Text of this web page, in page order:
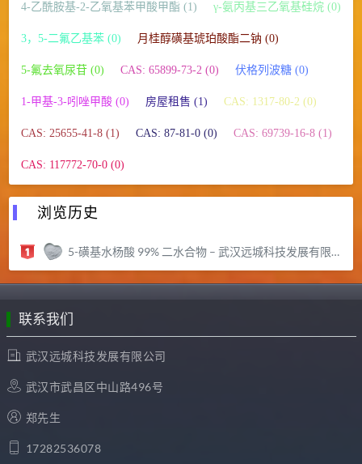
4-乙酰胺基-2-乙氧基苯甲酸甲酯 (1) γ-氨丙基三乙氧基硅烷 (0)
3，5-二氟乙基苯 (0) 月桂醇磺基琥珀酸酯二钠 (0)
5-氟去氧尿苷 (0) CAS: 65899-73-2 (0) 伏格列波糖 (0)
1-甲基-3-吲唑甲酸 (0) 房屋租售 (1) CAS: 1317-80-2 (0)
CAS: 25655-41-8 (1) CAS: 87-81-0 (0) CAS: 69739-16-8 (1)
CAS: 117772-70-0 (0)
浏览历史
5-磺基水杨酸 99% 二水合物 – 武汉远城科技发展有限公司
联系我们
武汉远城科技发展有限公司
武汉市武昌区中山路496号
郑先生
17282536078